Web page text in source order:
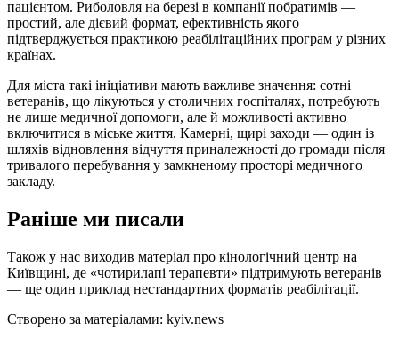
пацієнтом. Риболовля на березі в компанії побратимів —
простий, але дієвий формат, ефективність якого
підтверджується практикою реабілітаційних програм у різних
країнах.
Для міста такі ініціативи мають важливе значення: сотні
ветеранів, що лікуються у столичних госпіталях, потребують
не лише медичної допомоги, але й можливості активно
включитися в міське життя. Камерні, щирі заходи — один із
шляхів відновлення відчуття приналежності до громади після
тривалого перебування у замкненому просторі медичного
закладу.
Раніше ми писали
Також у нас виходив матеріал про кінологічний центр на
Київщині, де «чотирилапі терапевти» підтримують ветеранів
— ще один приклад нестандартних форматів реабілітації.
Створено за матеріалами: kyiv.news